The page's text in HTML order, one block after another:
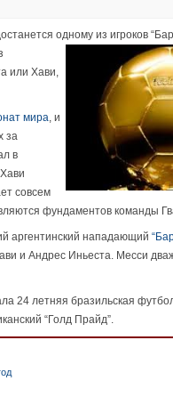
одному из игроков
или Хави,
мира , и
за
в
совсем
фундаментов команды
аргентинский нападающий
и Андрес Иньеста. Месси
24 летняя бразильская
“Голд Прайд”